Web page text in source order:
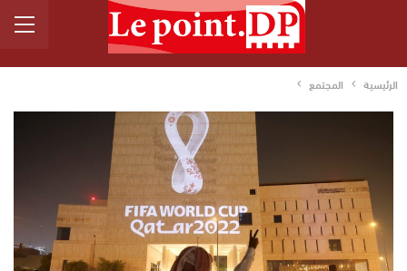
الرئيسية المجتمع